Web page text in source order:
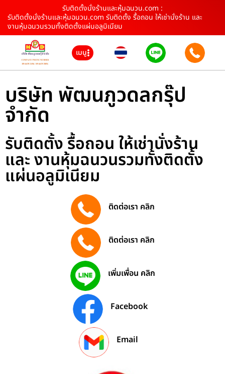
รับติดตั้งนั่งร้านและหุ้มฉนวน.com :
รับติดตั้งนั่งร้านและหุ้มฉนวน.com รับติดตั้ง รื้อถอน ให้เช่านั่งร้าน และ
งานหุ้มฉนวนรวมทั้งติดตั้งแผ่นอลูมิเนียม
เมนู
บริษัท พัฒนภูวดลกรุ๊ป
จำกัด
รับติดตั้ง รื้อถอน ให้เช่านั่งร้าน
และ งานหุ้มฉนวนรวมทั้งติดตั้ง
แผ่นอลูมิเนียม
ติดต่อเรา คลิก
ติดต่อเรา คลิก
เพิ่มเพื่อน คลิก
Facebook
Email